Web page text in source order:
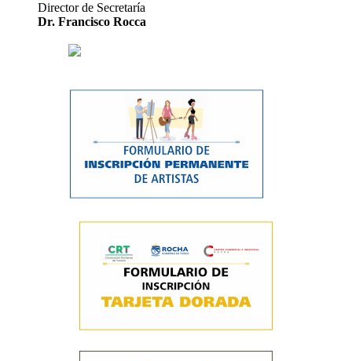
Director de Secretaría
Dr. Francisco Rocca